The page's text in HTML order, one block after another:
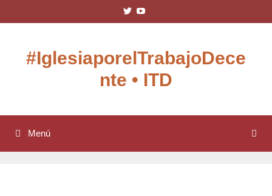
al
Ver
en
Twitter
O3aKKO5OgLDy6b6gQ
en
#IglesiaporelTrabajoDece
nte • ITD
Menú